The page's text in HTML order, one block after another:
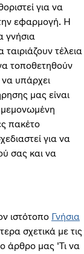
για να
εφαρμογή. Η
γνήσια
τέλεια
τοποθετηθούν
υπάρχει
μας είναι
μεμονωμένη
πακέτο
για να
σας και να
ιστότοπο Γνήσια
σχετικά με τις
άρθρο μας 'Τι να